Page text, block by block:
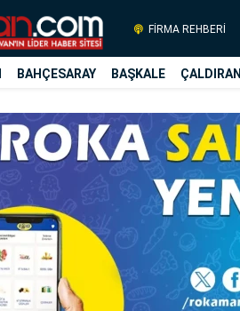
FİRMA REHBERİ
BAHÇESARAY BAŞKALE ÇALDIRAN